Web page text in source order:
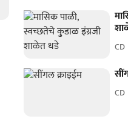
CD
CD